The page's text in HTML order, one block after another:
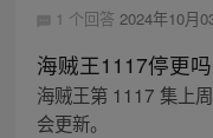
1 个回答 2024年10月
海贼王1117停更吗
海贼王第 1117 集上
会更新。